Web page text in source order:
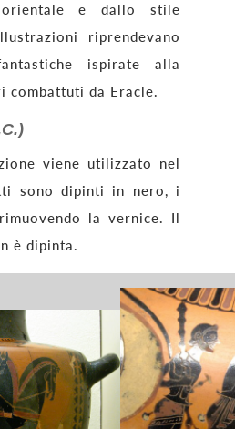
orientale e dallo stile
riprendevano
ispirate alla
combattuti da Eracle.
viene utilizzato nel
sono dipinti in nero, i
la vernice. Il
è dipinta.